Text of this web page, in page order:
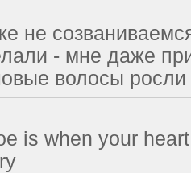
не
- мне даже
волосы росли
is when your